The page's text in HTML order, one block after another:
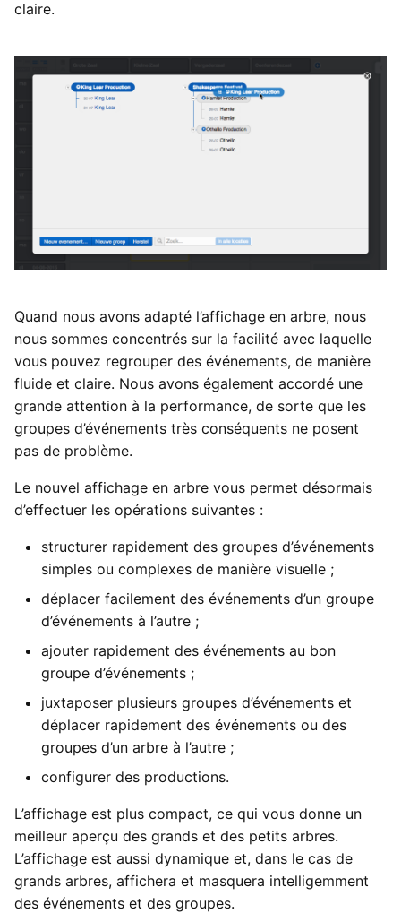
i
e
h
e
c
h
e
Fichiers
Audit
Introduire les heures
Améliorations apportées
Début de l’année
Recherche des réservations
Montant total par taux de
TVA
Réductions cumulées
Indication de la fiabilité du
mot de passe
Intégrations
Billetterie
AFAS Profit
Améliorations diverses
claire.
Quand nous avons adapté l’affichage en arbre, nous
nous sommes concentrés sur la facilité avec laquelle
vous pouvez regrouper des événements, de manière
fluide et claire. Nous avons également accordé une
grande attention à la performance, de sorte que les
groupes d’événements très conséquents ne posent
pas de problème.
Le nouvel affichage en arbre vous permet désormais
d’effectuer les opérations suivantes :
structurer rapidement des groupes d’événements
simples ou complexes de manière visuelle ;
déplacer facilement des événements d’un groupe
d’événements à l’autre ;
ajouter rapidement des événements au bon
groupe d’événements ;
juxtaposer plusieurs groupes d’événements et
déplacer rapidement des événements ou des
groupes d’un arbre à l’autre ;
configurer des productions.
L’affichage est plus compact, ce qui vous donne un
meilleur aperçu des grands et des petits arbres.
L’affichage est aussi dynamique et, dans le cas de
grands arbres, affichera et masquera intelligemment
des événements et des groupes.